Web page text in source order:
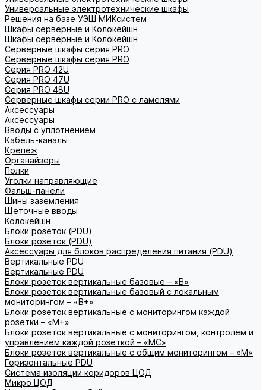
Универсальные электротехнические шкафы
Решения на базе УЭШ МИКсистем
Шкафы серверные и Колокейшн
Шкафы серверные и Колокейшн
Серверные шкафы серия PRO
Серверные шкафы серия PRO
Серия PRO 42U
Серия PRO 47U
Серия PRO 48U
Серверные шкафы серии PRO с ламелями
Аксессуары
Аксессуары
Вводы с уплотнением
Кабель-каналы
Крепеж
Органайзеры
Полки
Уголки направляющие
Фальш-панели
Шины заземления
Щеточные вводы
Колокейшн
Блоки розеток (PDU)
Блоки розеток (PDU)
Аксессуары для блоков распределения питания (PDU)
Вертикальные PDU
Вертикальные PDU
Блоки розеток вертикальные базовые – «В»
Блоки розеток вертикальные базовый с локальным
мониторингом – «В+»
Блоки розеток вертикальные с мониторингом каждой
розетки – «М+»
Блоки розеток вертикальные с мониторингом, контролем и
управлением каждой розеткой – «МС»
Блоки розеток вертикальные с общим мониторингом – «М»
Горизонтальные PDU
Система изоляции коридоров ЦОД
Микро ЦОД